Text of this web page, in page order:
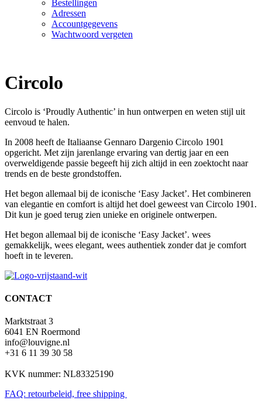
Bestellingen
Adressen
Accountgegevens
Wachtwoord vergeten
Circolo
Circolo is ‘Proudly Authentic’ in hun ontwerpen en weten stijl uit
eenvoud te halen.
In 2008 heeft de Italiaanse Gennaro Dargenio Circolo 1901
opgericht. Met zijn jarenlange ervaring van dertig jaar en een
overweldigende passie begeeft hij zich altijd in een zoektocht naar
trends en de beste grondstoffen.
Het begon allemaal bij de iconische ‘Easy Jacket’. Het combineren
van elegantie en comfort is altijd het doel geweest van Circolo 1901.
Dit kun je goed terug zien unieke en originele ontwerpen.
Het begon allemaal bij de iconische ‘Easy Jacket’. wees
gemakkelijk, wees elegant, wees authentiek zonder dat je comfort
hoeft in te leveren.
CONTACT
Marktstraat 3
6041 EN Roermond
info@louvigne.nl
+31 6 11 39 30 58
KVK nummer: NL83325190
FAQ: retourbeleid, free shipping